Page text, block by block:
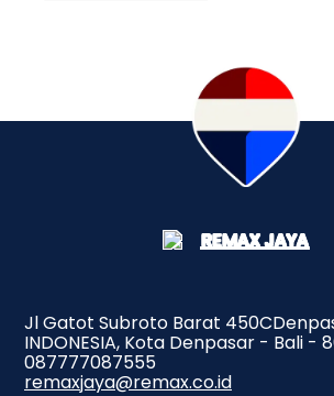
Jl Gatot Subroto Barat
INDONESIA, Kota Denpasar - Bali -
087777087555
remaxjaya@remax.co.id